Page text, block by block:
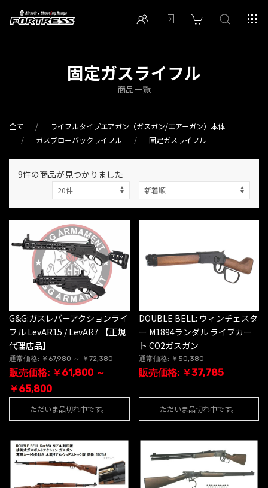
固定ガスライフル
商品一覧
全て
ライフルタイプエアガン（ガスガン/エアーガン）本体
ガスブローバックライフル
固定ガスライフル
9件の商品が見つかりました
G&G:ガスレバーアクションライ
フル LevAR15 / LevAR7 【正規
代理店品】
通常価格: ￥67,980 ～ ￥72,380
販売価格: ￥61,800 ～
￥65,800
ただいま品切れ中です。
DOUBLE BELL: ウィンチェスタ
ー M1894ランダル ライブカー
ト CO2ガスガン
通常価格: ￥50,380
販売価格: ￥37,785
ただいま品切れ中です。